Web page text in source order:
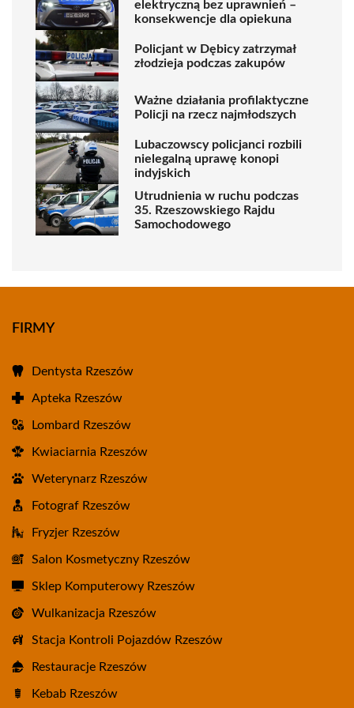
elektryczną bez uprawnień –
konsekwencje dla opiekuna
Policjant w Dębicy zatrzymał
złodzieja podczas zakupów
Ważne działania profilaktyczne
Policji na rzecz najmłodszych
Lubaczowscy policjanci rozbili
nielegalną uprawę konopi
indyjskich
Utrudnienia w ruchu podczas
35. Rzeszowskiego Rajdu
Samochodowego
FIRMY
Dentysta Rzeszów
Apteka Rzeszów
Lombard Rzeszów
Kwiaciarnia Rzeszów
Weterynarz Rzeszów
Fotograf Rzeszów
Fryzjer Rzeszów
Salon Kosmetyczny Rzeszów
Sklep Komputerowy Rzeszów
Wulkanizacja Rzeszów
Stacja Kontroli Pojazdów Rzeszów
Restauracje Rzeszów
Kebab Rzeszów